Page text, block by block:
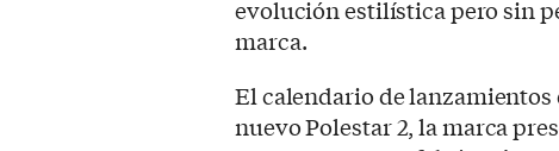
evolución estilística pero sin
marca.
El calendario de lanzamientos
nuevo Polestar 2, la marca